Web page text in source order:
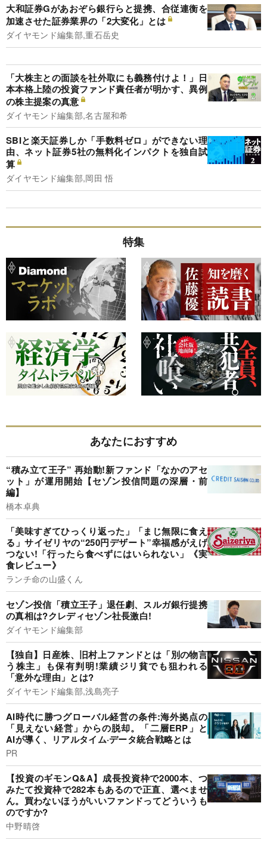
大和証券Gがあおぞら銀行らと提携、合従連衡を
加速させた証券業界の「2大変化」とは
ダイヤモンド編集部,重石岳史
「大株主との面談を社外取にも義務付けよ！」日
本本格上陸の投資ファンド責任者が明かす、異例
の株主提案の真意
ダイヤモンド編集部,名古屋和希
SBIと楽天証券しか「手数料ゼロ」ができない理
由、ネット証券5社の無料化インパクトを独自試
算
ダイヤモンド編集部,岡田 悟
特集
あなたにおすすめ
“積み立て王子” 再始動!新ファンド「なかのアセ
ット」が運用開始【セゾン投信問題の深層・前
編】
橋本卓典
「美味すぎてひっくり返った」「まじ無限に食え
る」サイゼリヤの“250円デザート”幸福感がえげ
つない!「行ったら食べずにはいられない」《実
食レビュー》
ランチ命の山盛くん
セゾン投信「積立王子」退任劇、スルガ銀行提携
の真相は?クレディセゾン社長激白!
ダイヤモンド編集部
【独自】日産株、旧村上ファンドとは「別の物言
う株主」も保有判明!業績ジリ貧でも狙われる
「意外な理由」とは?
ダイヤモンド編集部,浅島亮子
AI時代に勝つグローバル経営の条件:海外拠点の
「見えない経営」からの脱却。「二層ERP」と
AIが導く、リアルタイム·データ統合戦略とは
PR
【投資のギモンQ&A】成長投資枠で2000本、つ
みたて投資枠で282本もあるので正直、選べませ
ん。買わないほうがいいファンドってどういうも
のですか?
中野晴啓